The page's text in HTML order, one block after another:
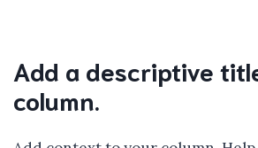
Add a descriptive
column.